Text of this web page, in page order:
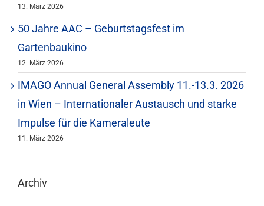
13. März 2026
50 Jahre AAC – Geburtstagsfest im
Gartenbaukino
12. März 2026
IMAGO Annual General Assembly 11.-13.3. 2026
in Wien – Internationaler Austausch und starke
Impulse für die Kameraleute
11. März 2026
Archiv